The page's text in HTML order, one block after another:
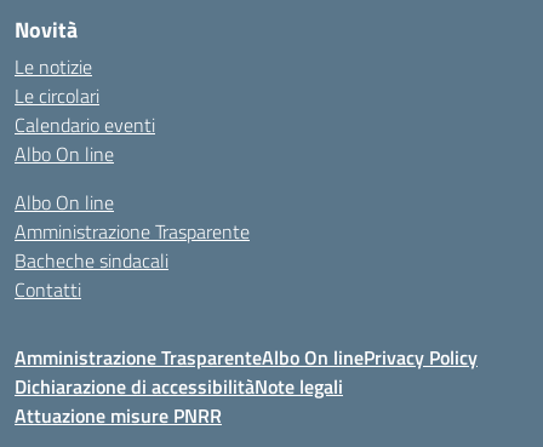
Novità
Le notizie
Le circolari
Calendario eventi
Albo On line
Albo On line
Amministrazione Trasparente
Bacheche sindacali
Contatti
Amministrazione TrasparenteAlbo On linePrivacy Policy
Dichiarazione di accessibilitàNote legali
Attuazione misure PNRR